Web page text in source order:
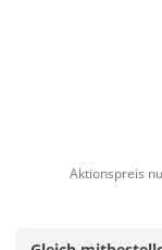
Aktionspreis